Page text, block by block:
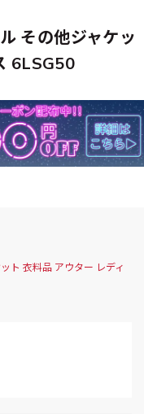
その他ジャケッ
6LSG50
ト 衣料品 アウター レディ